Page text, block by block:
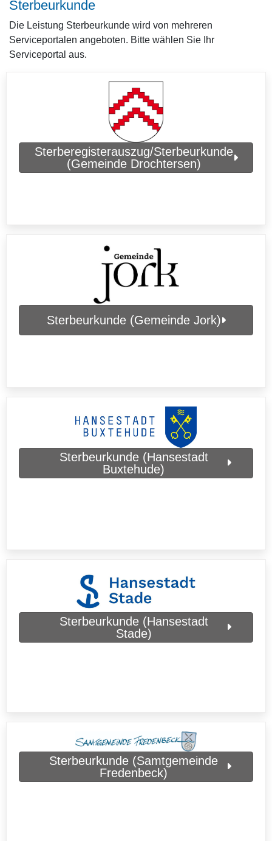
Sterbeurkunde
Die Leistung Sterbeurkunde wird von mehreren
Serviceportalen angeboten. Bitte wählen Sie Ihr
Serviceportal aus.
Sterberegisterauszug/Sterbeurkunde
(Gemeinde Drochtersen)
Sterbeurkunde (Gemeinde Jork)
Sterbeurkunde (Hansestadt
Buxtehude)
Sterbeurkunde (Hansestadt
Stade)
Sterbeurkunde (Samtgemeinde
Fredenbeck)